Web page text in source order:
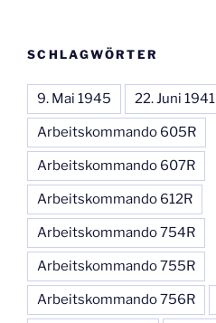
SCHLAGWÖRTER
9. Mai 1945 22. Juni 1941
Arbeitskommando 605R
Arbeitskommando 607R
Arbeitskommando 612R
Arbeitskommando 754R
Arbeitskommando 755R
Arbeitskommando 756R